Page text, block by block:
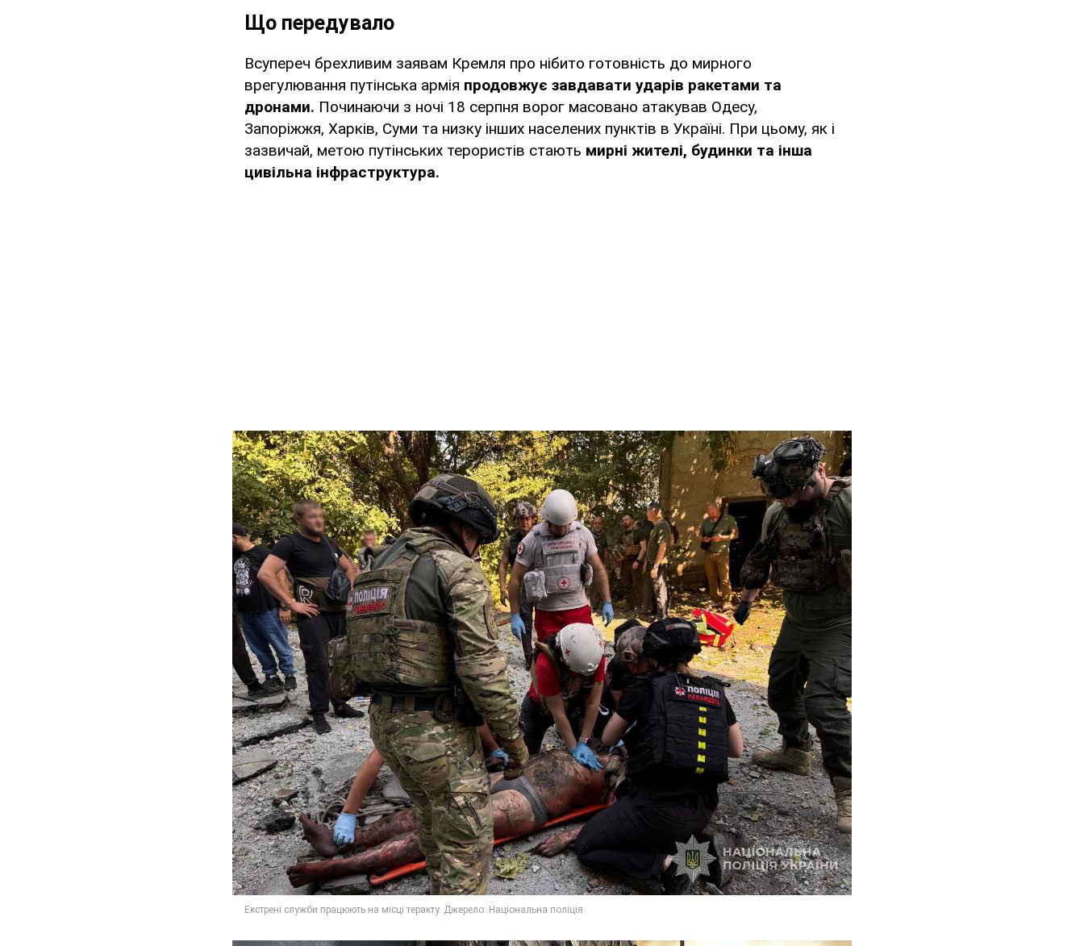
Що передувало
Всупереч брехливим заявам Кремля про нібито готовність до мирного
врегулювання путінська армія продовжує завдавати ударів ракетами та
дронами. Починаючи з ночі 18 серпня ворог масовано атакував Одесу,
Запоріжжя, Харків, Суми та низку інших населених пунктів в Україні. При цьому, як і
зазвичай, метою путінських терористів стають мирні жителі, будинки та інша
цивільна інфраструктура.